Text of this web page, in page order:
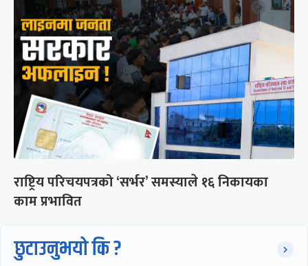
राष्ट्रिय परिचयपत्रको ‘सर्भर’ समस्याले १६ निकायका
काम प्रभावित
छुटाउनुभयो कि ?